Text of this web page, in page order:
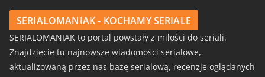
SERIALOMANIAK - KOCHAMY SERIALE
SERIALOMANIAK to portal powstały z miłości do seriali.
Znajdziecie tu najnowsze wiadomości serialowe,
aktualizowaną przez nas bazę serialową, recenzje oglądanych